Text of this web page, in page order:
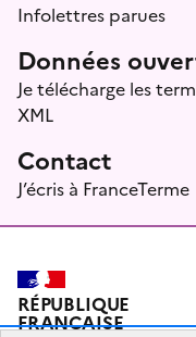
Infolettres parues
Données
Je télécharge les
XML
Contact
J’écris à FranceTerme
RÉPUBLIQUE
FRANÇAISE